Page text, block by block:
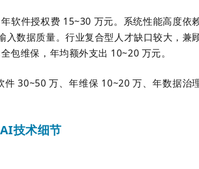
软件授权费 15~30 万元。系统性能高度依
数据质量。行业复合型人才缺口较大，兼
包维保，年均额外支出 10~20 万元。
30~50 万、年维保 10~20 万、年数据治
技术细节